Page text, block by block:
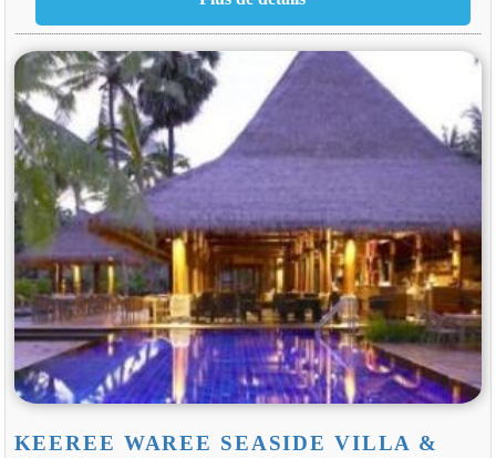
KEEREE WAREE SEASIDE VILLA &